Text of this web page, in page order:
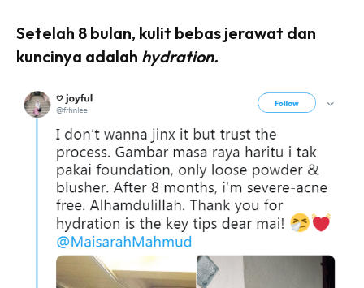
Setelah 8 bulan, kulit bebas jerawat dan
kuncinya adalah hydration.